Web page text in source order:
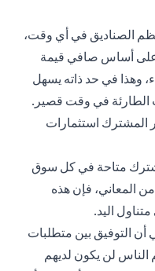
الصناديق في أي وقت،
على أساس صافي قيمة
وهذا في حد ذاته يسهل
الطارئة في وقت قصير.
المشترك استثمارات
متاحة في كل سوق
المعاني، فإن هذه
اليد.
أن التوفيق بين متطلبات
الناس لن يكون لديهم